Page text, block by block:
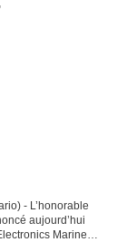
- L’honorable
aujourd’hui
Marine